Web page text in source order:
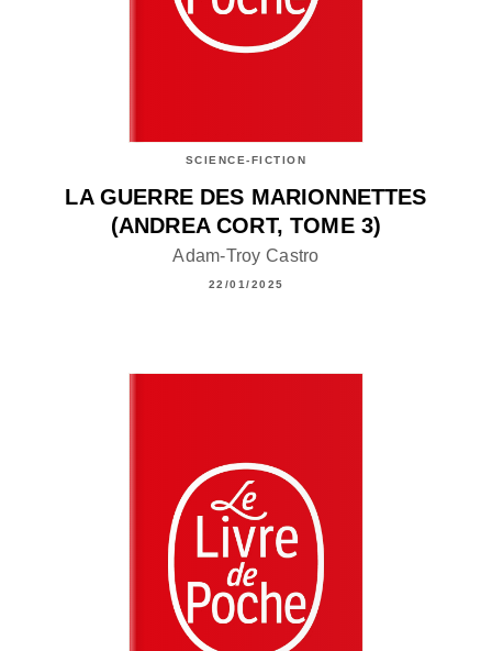
SCIENCE-FICTION
LA GUERRE DES MARIONNETTES
(ANDREA CORT, TOME 3)
Adam-Troy Castro
22/01/2025